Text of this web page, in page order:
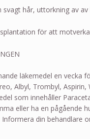
svagt hår, uttorkning av
för att
läkemedel en vecka
Albyl, Trombyl,
som innehåller
eller ha en pågående
Informera din behandlare